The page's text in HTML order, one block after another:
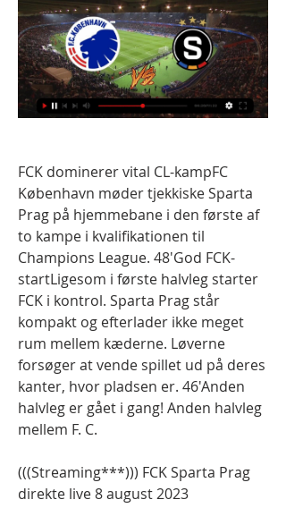
FCK dominerer vital CL-kampFC
København møder tjekkiske Sparta
Prag på hjemmebane i den første af
to kampe i kvalifikationen til
Champions League. 48'God FCK-
startLigesom i første halvleg starter
FCK i kontrol. Sparta Prag står
kompakt og efterlader ikke meget
rum mellem kæderne. Løverne
forsøger at vende spillet ud på deres
kanter, hvor pladsen er. 46'Anden
halvleg er gået i gang! Anden halvleg
mellem F. C.
(((Streaming***))) FCK Sparta Prag
direkte live 8 august 2023